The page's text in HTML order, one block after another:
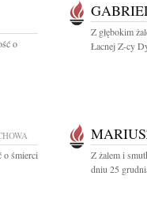
o
Z głębokim
Łacnej Z-cy
o śmierci
Z żalem i
dniu 25